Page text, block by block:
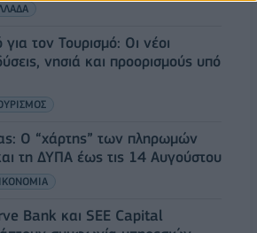
τον Τουρισμό: Οι νέοι
νησιά και προορισμούς υπό
Ο “χάρτης” των πληρωμών
τη ΔΥΠΑ έως τις 14 Αυγούστου
Bank και SEE Capital